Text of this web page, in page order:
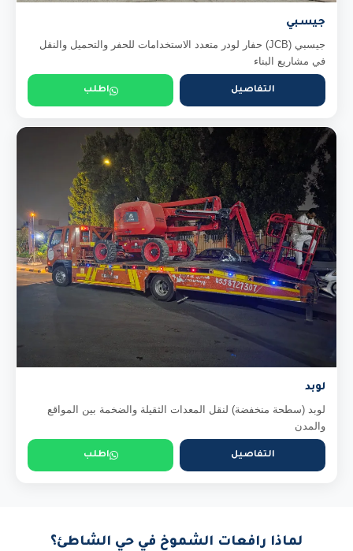
جيسبي
جيسبي (JCB) حفار لودر متعدد الاستخدامات للحفر والتحميل والنقل
في مشاريع البناء
التفاصيل اطلب
لوبد
لوبد (سطحة منخفضة) لنقل المعدات الثقيلة والضخمة بين المواقع
والمدن
التفاصيل اطلب
لماذا رافعات الشموخ في حي الشاطئ؟